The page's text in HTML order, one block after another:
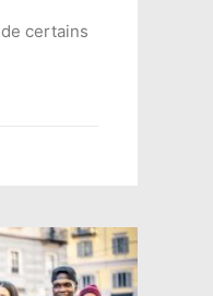
certains